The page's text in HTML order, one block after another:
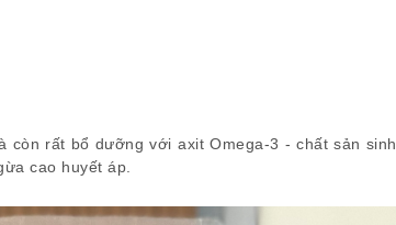
còn rất bổ dưỡng với axit Omega-3 - chất sản sinh
cao huyết áp.